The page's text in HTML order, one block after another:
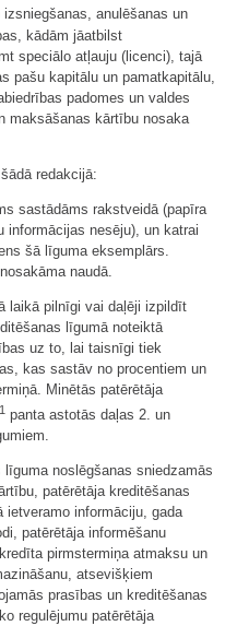
anulēšanas un
kādām jāatbilst
speciālo atļauju (licenci), tajā
pašu kapitālu un pamatkapitālu,
padomes un valdes
maksāšanas kārtību nosaka
redakcijā:
sastādāms rakstveidā (papīra
nesēju), un katrai
šā līguma eksemplārs.
naudā.
laikā pilnīgi vai daļēji izpildīt
līgumā noteiktā
uz to, lai taisnīgi tiek
kas sastāv no procentiem un
Minētās patērētāja
1 panta astotās daļas 2. un
noslēgšanas sniedzamās
patērētāja kreditēšanas
ietveramo informāciju, gada
patērētāja informēšanu
pirmstermiņa atmaksu un
atsevišķiem
prasības un kreditēšanas
regulējumu patērētāja